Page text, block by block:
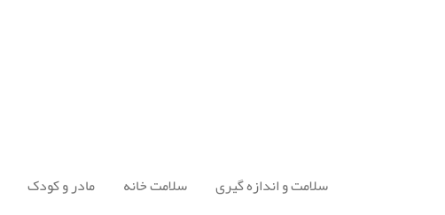
سلامت و اندازه گیری سلامت خانه مادر و کودک